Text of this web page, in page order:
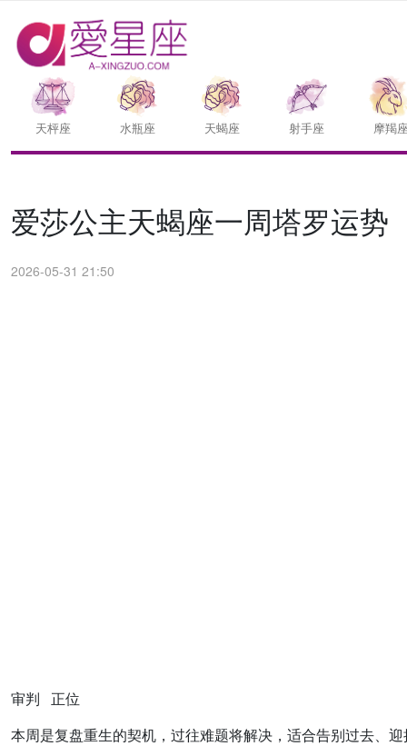
天枰座 水瓶座 天蝎座 射手座 摩羯
爱莎公主天蝎座一周塔罗运势
2026-05-31 21:50
审判 正位
本周是复盘重生的契机，过往难题将解决，适合告别过去、